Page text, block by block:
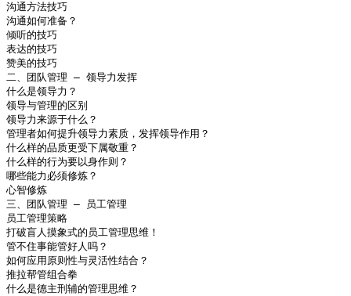
沟通方法技巧
沟通如何准备？
倾听的技巧
表达的技巧
赞美的技巧
二、团队管理 – 领导力发挥
什么是领导力？
领导与管理的区别
领导力来源于什么？
管理者如何提升领导力素质，发挥领导作用？
什么样的品质更受下属敬重？
什么样的行为要以身作则？
哪些能力必须修炼？
心智修炼
三、团队管理 – 员工管理
员工管理策略
打破盲人摸象式的员工管理思维！
管不住事能管好人吗？
如何应用原则性与灵活性结合？
推拉帮管组合拳
什么是德主刑辅的管理思维？